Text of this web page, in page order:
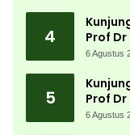
4
Prof
6 Agustus
5
Prof
6 Agustus